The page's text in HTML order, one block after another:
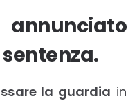
la guardia in